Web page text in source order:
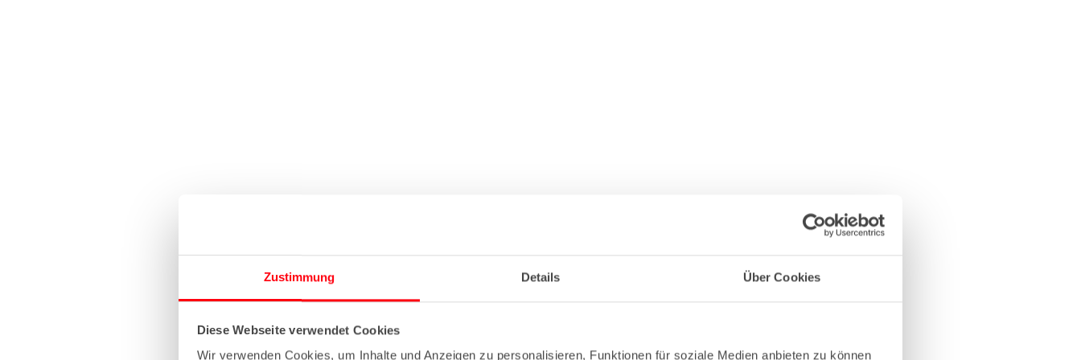
Zustimmung Details Über Cookies
Diese Webseite verwendet Cookies
Wir verwenden Cookies, um Inhalte und Anzeigen zu personalisieren, Funktionen für soziale Medien anbieten zu können